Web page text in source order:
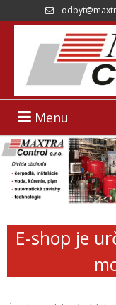
Menu
E-shop je